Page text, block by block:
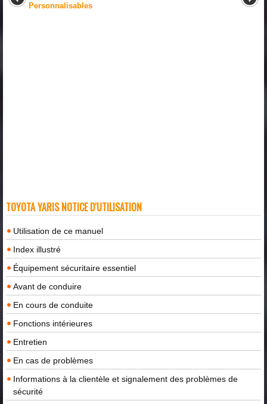
Personnalisables
TOYOTA YARIS NOTICE D'UTILISATION
Utilisation de ce manuel
Index illustré
Équipement sécuritaire essentiel
Avant de conduire
En cours de conduite
Fonctions intérieures
Entretien
En cas de problèmes
Informations à la clientèle et signalement des problèmes de
sécurité